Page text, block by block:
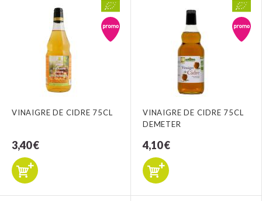
VINAIGRE DE CIDRE 75CL
3,40 €
VINAIGRE DE CIDRE 75CL
DEMETER
4,10 €